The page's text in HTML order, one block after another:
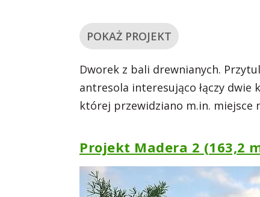
POKAŻ PROJEKT
Dworek z bali drewnianych.
antresola interesująco łączy
której przewidziano m.in. miejsce
Projekt Madera 2 (163,2